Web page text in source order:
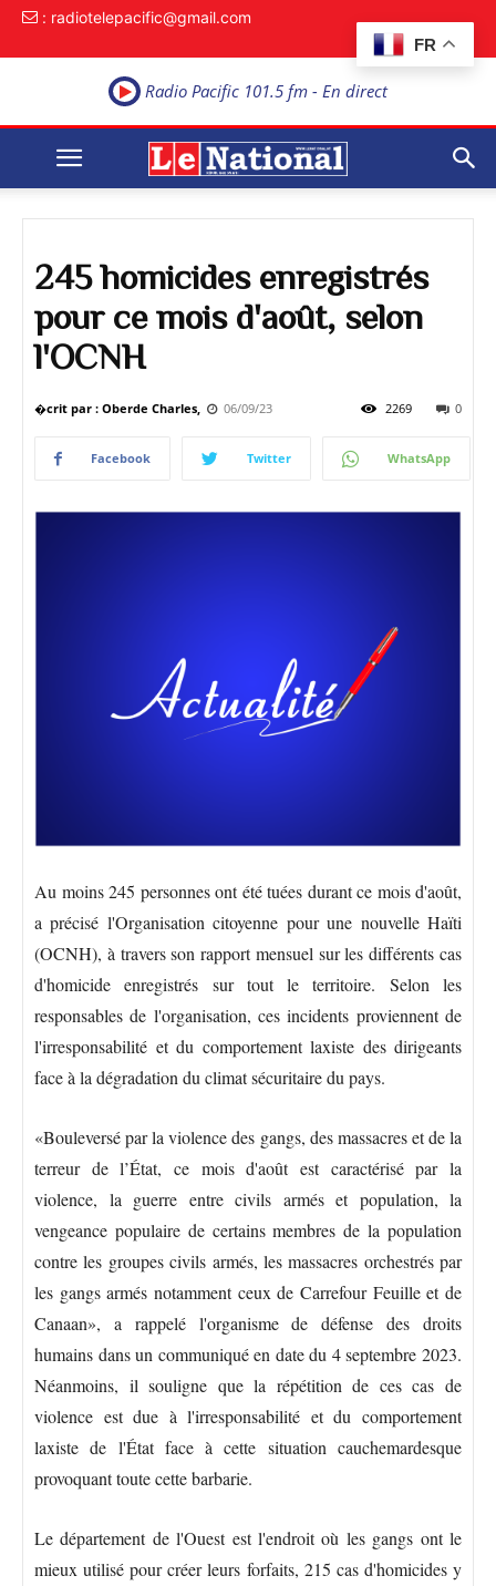
FR
: radiotelepacific@gmail.com
Radio Pacific 101.5 fm - En direct
245 homicides enregistrés
pour ce mois d'août, selon
l'OCNH
�crit par : Oberde Charles, 06/09/23 0
2269
Facebook Twitter WhatsApp
Au moins 245 personnes ont été tuées durant ce mois d'août,
a précisé l'Organisation citoyenne pour une nouvelle Haïti
(OCNH), à travers son rapport mensuel sur les différents cas
d'homicide enregistrés sur tout le territoire. Selon les
responsables de l'organisation, ces incidents proviennent de
l'irresponsabilité et du comportement laxiste des dirigeants
face à la dégradation du climat sécuritaire du pays.
«Bouleversé par la violence des gangs, des massacres et de la
terreur de l’État, ce mois d'août est caractérisé par la
violence, la guerre entre civils armés et population, la
vengeance populaire de certains membres de la population
contre les groupes civils armés, les massacres orchestrés par
les gangs armés notamment ceux de Carrefour Feuille et de
Canaan», a rappelé l'organisme de défense des droits
humains dans un communiqué en date du 4 septembre 2023.
Néanmoins, il souligne que la répétition de ces cas de
violence est due à l'irresponsabilité et du comportement
laxiste de l'État face à cette situation cauchemardesque
provoquant toute cette barbarie.
Le département de l'Ouest est l'endroit où les gangs ont le
mieux utilisé pour créer leurs forfaits, 215 cas d'homicides y